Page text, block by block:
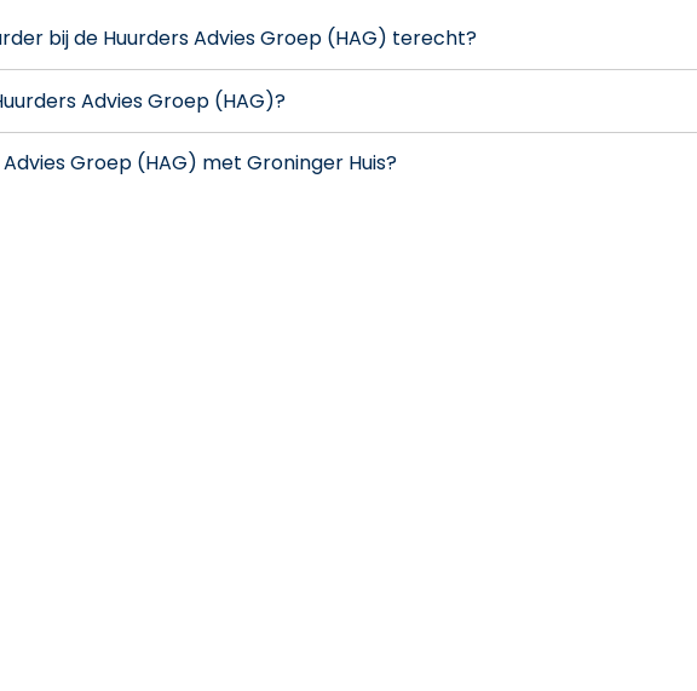
bij de Huurders Advies Groep (HAG) terecht?
Advies Groep (HAG)?
Groep (HAG) met Groninger Huis?